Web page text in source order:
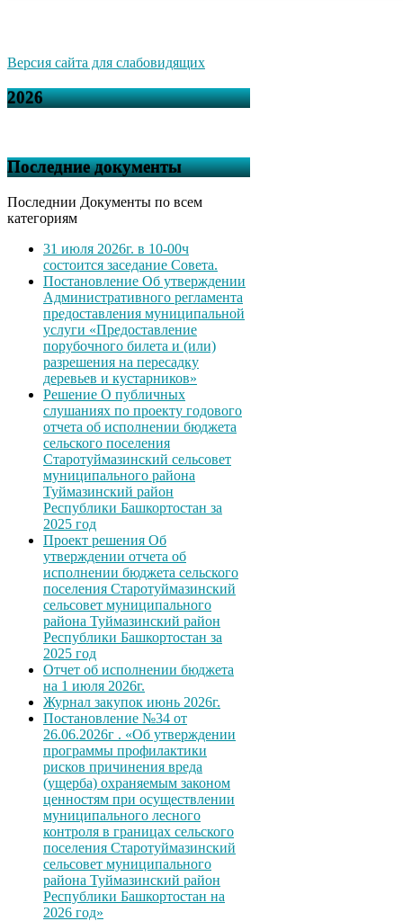
Версия сайта для слабовидящих
2026
Последние документы
Последнии Документы по всем
категориям
31 июля 2026г. в 10-00ч
состоится заседание Совета.
Постановление Об утверждении
Административного регламента
предоставления муниципальной
услуги «Предоставление
порубочного билета и (или)
разрешения на пересадку
деревьев и кустарников»
Решение О публичных
слушаниях по проекту годового
отчета об исполнении бюджета
сельского поселения
Старотуймазинский сельсовет
муниципального района
Туймазинский район
Республики Башкортостан за
2025 год
Проект решения Об
утверждении отчета об
исполнении бюджета сельского
поселения Старотуймазинский
сельсовет муниципального
района Туймазинский район
Республики Башкортостан за
2025 год
Отчет об исполнении бюджета
на 1 июля 2026г.
Журнал закупок июнь 2026г.
Постановление №34 от
26.06.2026г . «Об утверждении
программы профилактики
рисков причинения вреда
(ущерба) охраняемым законом
ценностям при осуществлении
муниципального лесного
контроля в границах сельского
поселения Старотуймазинский
сельсовет муниципального
района Туймазинский район
Республики Башкортостан на
2026 год»